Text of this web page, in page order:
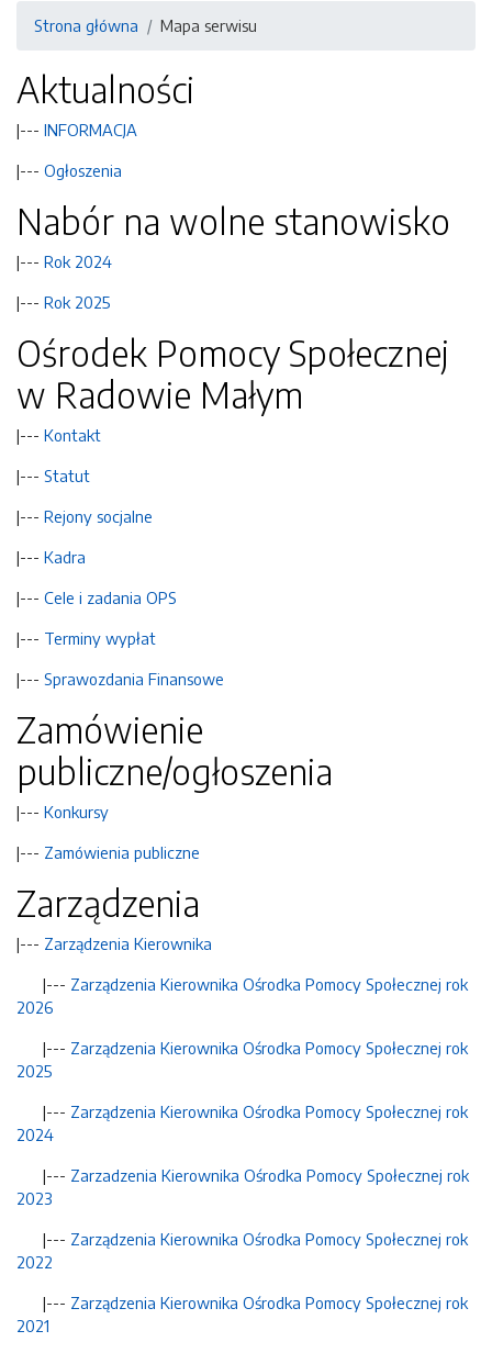
Strona główna Mapa serwisu
Aktualności
|--- INFORMACJA
|--- Ogłoszenia
Nabór na wolne stanowisko
|--- Rok 2024
|--- Rok 2025
Ośrodek Pomocy Społecznej
w Radowie Małym
|--- Kontakt
|--- Statut
|--- Rejony socjalne
|--- Kadra
|--- Cele i zadania OPS
|--- Terminy wypłat
|--- Sprawozdania Finansowe
Zamówienie
publiczne/ogłoszenia
|--- Konkursy
|--- Zamówienia publiczne
Zarządzenia
|--- Zarządzenia Kierownika
|--- Zarządzenia Kierownika Ośrodka Pomocy Społecznej rok
2026
|--- Zarządzenia Kierownika Ośrodka Pomocy Społecznej rok
2025
|--- Zarządzenia Kierownika Ośrodka Pomocy Społecznej rok
2024
|--- Zarzadzenia Kierownika Ośrodka Pomocy Społecznej rok
2023
|--- Zarządzenia Kierownika Ośrodka Pomocy Społecznej rok
2022
|--- Zarządzenia Kierownika Ośrodka Pomocy Społecznej rok
2021